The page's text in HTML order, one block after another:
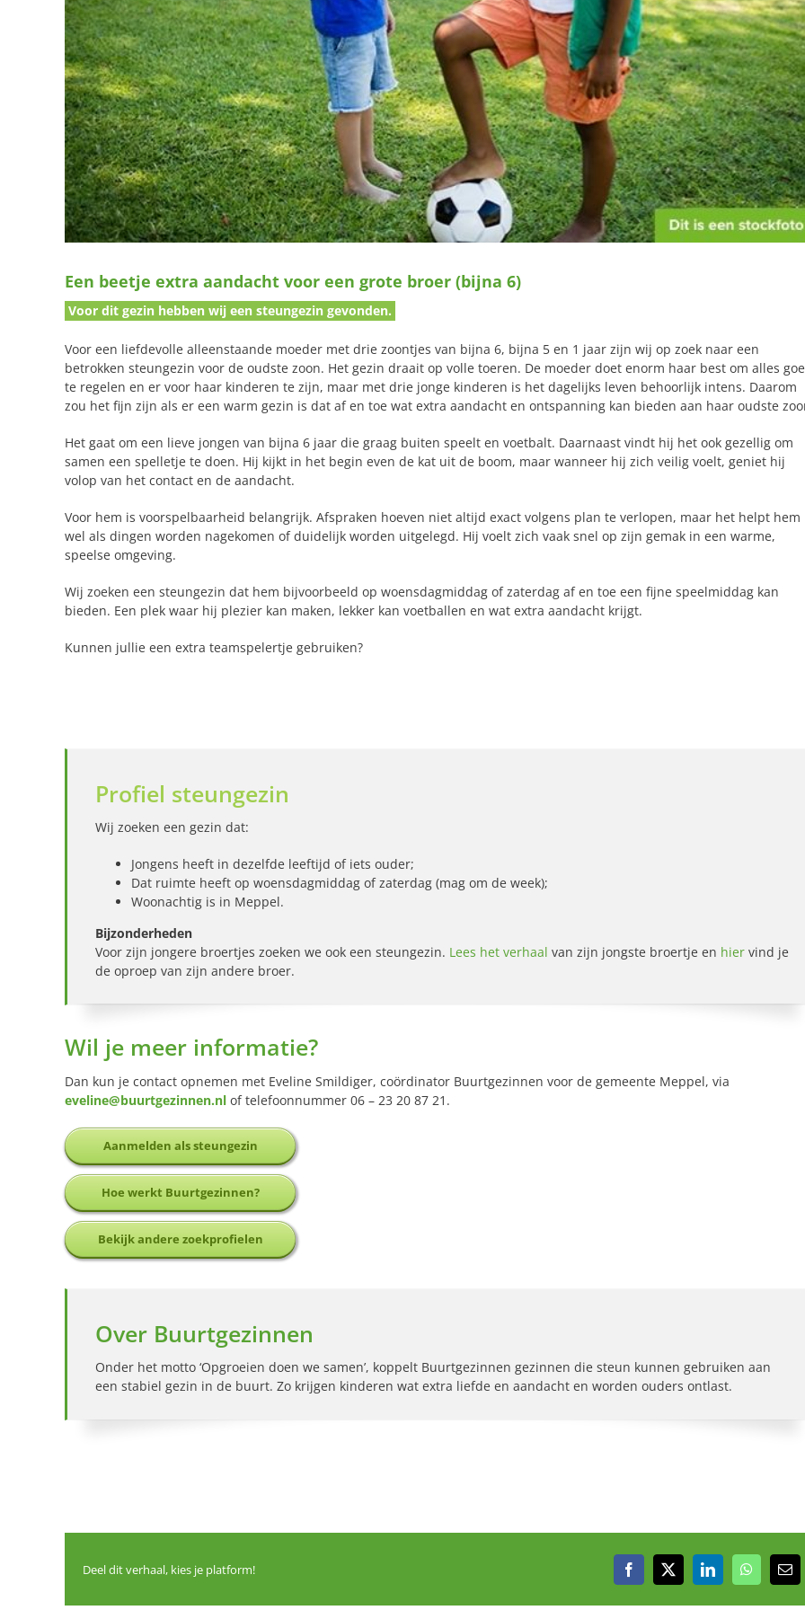
Een beetje extra aandacht voor een grote broer (bijna 6)
Voor dit gezin hebben wij een steungezin gevonden.
Voor een liefdevolle alleenstaande moeder met drie zoontjes van bijna 6, bijna 5 en 1 jaar zijn wij op zoek naar een
betrokken steungezin voor de oudste zoon. Het gezin draait op volle toeren. De moeder doet enorm haar best om alles
te regelen en er voor haar kinderen te zijn, maar met drie jonge kinderen is het dagelijks leven behoorlijk intens. Daarom
zou het fijn zijn als er een warm gezin is dat af en toe wat extra aandacht en ontspanning kan bieden aan haar oudste
Het gaat om een lieve jongen van bijna 6 jaar die graag buiten speelt en voetbalt. Daarnaast vindt hij het ook gezellig om
samen een spelletje te doen. Hij kijkt in het begin even de kat uit de boom, maar wanneer hij zich veilig voelt, geniet hij
volop van het contact en de aandacht.
Voor hem is voorspelbaarheid belangrijk. Afspraken hoeven niet altijd exact volgens plan te verlopen, maar het helpt hem
wel als dingen worden nagekomen of duidelijk worden uitgelegd. Hij voelt zich vaak snel op zijn gemak in een warme,
speelse omgeving.
Wij zoeken een steungezin dat hem bijvoorbeeld op woensdagmiddag of zaterdag af en toe een fijne speelmiddag kan
bieden. Een plek waar hij plezier kan maken, lekker kan voetballen en wat extra aandacht krijgt.
Kunnen jullie een extra teamspelertje gebruiken?
Profiel steungezin
Wij zoeken een gezin dat:
Jongens heeft in dezelfde leeftijd of iets ouder;
Dat ruimte heeft op woensdagmiddag of zaterdag (mag om de week);
Woonachtig is in Meppel.
Bijzonderheden
Voor zijn jongere broertjes zoeken we ook een steungezin. Lees het verhaal van zijn jongste broertje en hier vind je
de oproep van zijn andere broer.
Wil je meer informatie?
Dan kun je contact opnemen met Eveline Smildiger, coördinator Buurtgezinnen voor de gemeente Meppel, via
eveline@buurtgezinnen.nl of telefoonnummer 06 – 23 20 87 21.
Aanmelden als steungezin
Hoe werkt Buurtgezinnen?
Bekijk andere zoekprofielen
Over Buurtgezinnen
Onder het motto ‘Opgroeien doen we samen’, koppelt Buurtgezinnen gezinnen die steun kunnen gebruiken aan
een stabiel gezin in de buurt. Zo krijgen kinderen wat extra liefde en aandacht en worden ouders ontlast.
Deel dit verhaal, kies je platform! Facebook
X LinkedIn
E-